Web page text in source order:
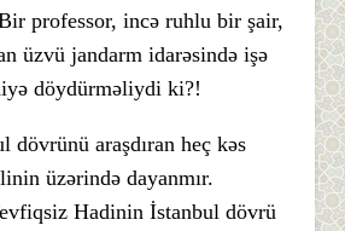
professor, incə ruhlu bir şair,
üzvü jandarm idarəsində işə
döydürməliydi ki?!
dövrünü araşdıran heç kəs
üzərində dayanmır.
Hadinin İstanbul dövrü